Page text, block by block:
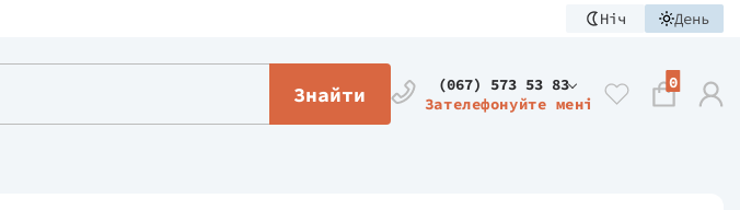
Ніч День
Знайти
(067) 573 53 83
Зателефонуйте мені
0